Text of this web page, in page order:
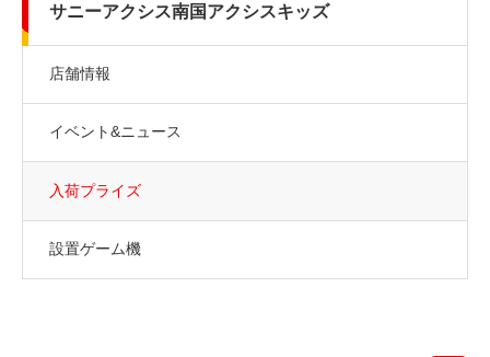
サニーアクシス南国アクシスキッズ
店舗情報
イベント&ニュース
入荷プライズ
設置ゲーム機